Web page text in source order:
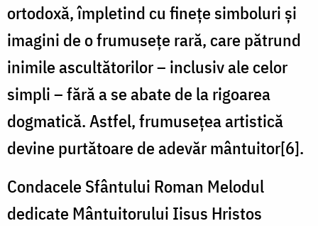
ortodoxă, împletind cu finețe simboluri și
imagini de o frumusețe rară, care pătrund
inimile ascultătorilor – inclusiv ale celor
simpli – fără a se abate de la rigoarea
dogmatică. Astfel, frumusețea artistică
devine purtătoare de adevăr mântuitor[6].
Condacele Sfântului Roman Melodul
dedicate Mântuitorului Iisus Hristos